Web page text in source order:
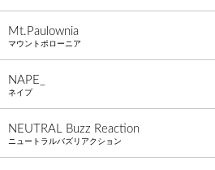
Mt.Paulownia
マウントポローニア
NAPE_
ネイプ
NEUTRAL Buzz Reaction
ニュートラルバズリアクション